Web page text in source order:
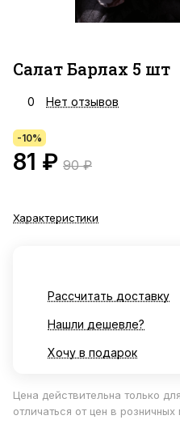
Салат Барлах 5 шт
0 Нет отзывов
-10%
81 ₽ 90 ₽
Характеристики
Рассчитать доставку
Нашли дешевле?
Хочу в подарок
Цена действительна только
отличаться от цен в розничных